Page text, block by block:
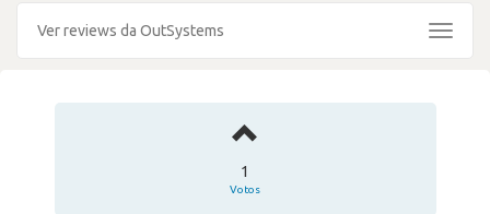
Ver reviews da OutSystems
Toggle
1
Votos